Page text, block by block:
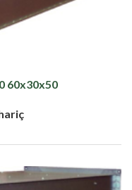
60x30x50